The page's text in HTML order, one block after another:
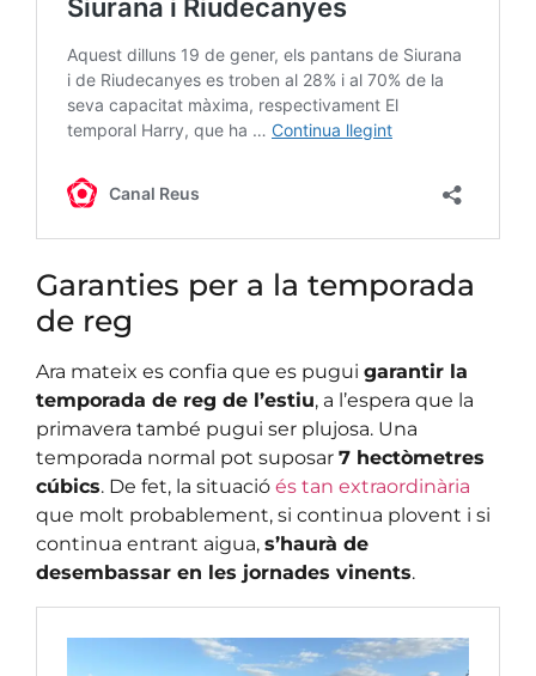
Garanties per a la temporada
de reg
Ara mateix es confia que es pugui garantir la
temporada de reg de l’estiu, a l’espera que la
primavera també pugui ser plujosa. Una
temporada normal pot suposar 7 hectòmetres
cúbics. De fet, la situació és tan extraordinària
que molt probablement, si continua plovent i si
continua entrant aigua, s’haurà de
desembassar en les jornades vinents.